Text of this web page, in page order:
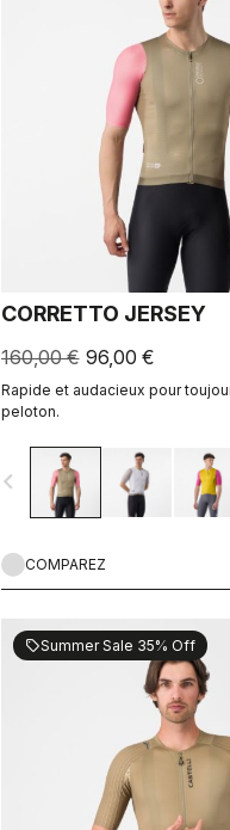
CORRETTO JERSEY
160,00 € 96,00 €
Rapide et audacieux pour
peloton.
navigate_before
COMPAREZ
sellSummer Sale 35% Off